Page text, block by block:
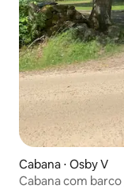
Cabana ⋅ Osby V
Cabana com